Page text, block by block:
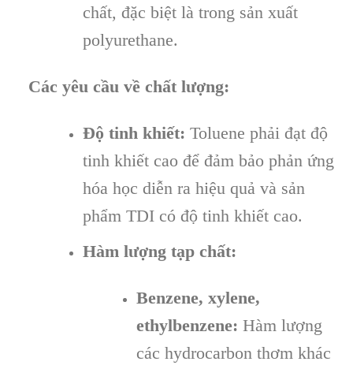
chất, đặc biệt là trong sản xuất
polyurethane.
Các yêu cầu về chất lượng:
Độ tinh khiết: Toluene phải đạt độ
tinh khiết cao để đảm bảo phản ứng
hóa học diễn ra hiệu quả và sản
phẩm TDI có độ tinh khiết cao.
Hàm lượng tạp chất:
Benzene, xylene,
ethylbenzene: Hàm lượng
các hydrocarbon thơm khác